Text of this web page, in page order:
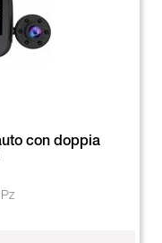
con doppia
Pz